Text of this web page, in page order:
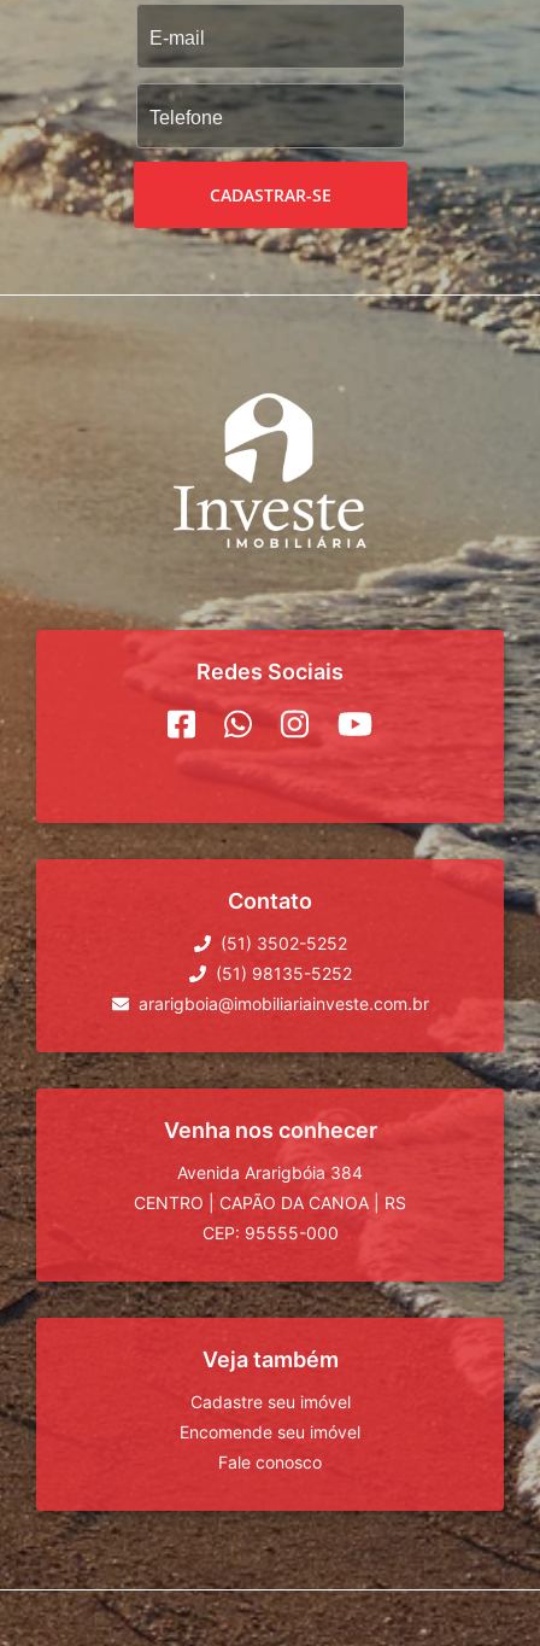
CADASTRAR-SE
Redes Sociais
Contato
(51) 3502-5252
(51) 98135-5252
ararigboia@imobiliariainveste.com.br
Venha nos conhecer
Avenida Ararigbóia 384
CENTRO
CAPÃO DA CANOA
RS
CEP: 95555-000
Veja também
Cadastre seu imóvel
Encomende seu imóvel
Fale conosco